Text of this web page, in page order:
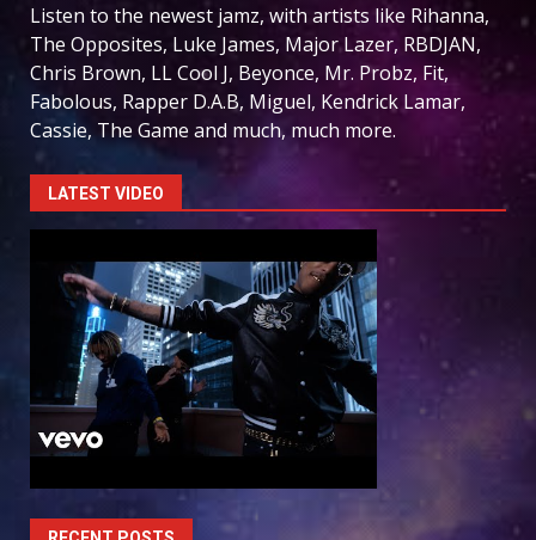
Listen to the newest jamz, with artists like Rihanna,
The Opposites, Luke James, Major Lazer, RBDJAN,
Chris Brown, LL Cool J, Beyonce, Mr. Probz, Fit,
Fabolous, Rapper D.A.B, Miguel, Kendrick Lamar,
Cassie, The Game and much, much more.
LATEST VIDEO